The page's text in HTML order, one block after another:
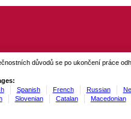
důvodů se po ukončení práce
Spanish French Russian
Slovenian Catalan Macedonian